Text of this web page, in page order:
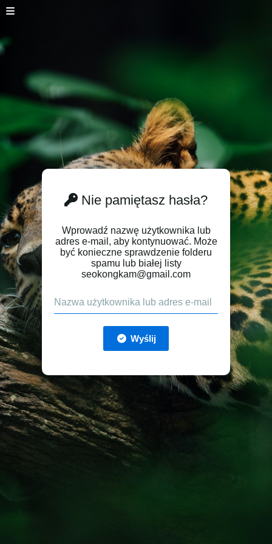
Nie pamiętasz hasła?
Wprowadź nazwę użytkownika lub
adres e-mail, aby kontynuować. Może
być konieczne sprawdzenie folderu
spamu lub białej listy
seokongkam@gmail.com
Wyślij